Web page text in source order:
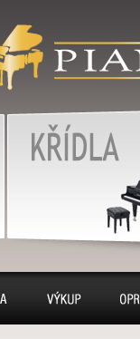
piano
servis
Výkup